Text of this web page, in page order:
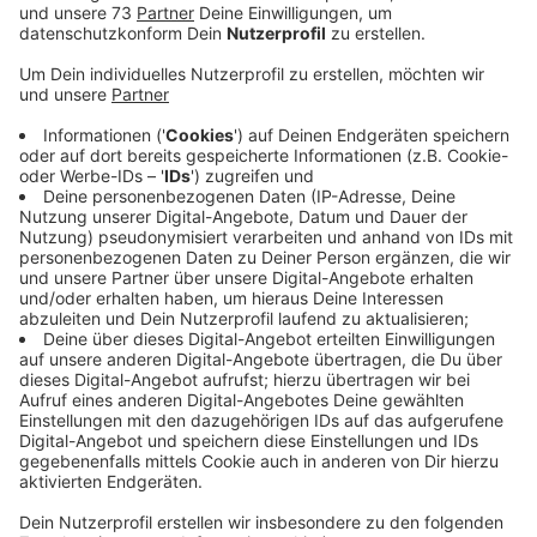
Auch in dieser Woche wird die Aktion
fortgesetzt
Anzeige
Eine genaue Zahl liegt noch nicht vor, weil im
Impfzentrum keine Auswertung nach Altersgruppen
möglich ist. Das Impfteam schätzt aber, dass rund
zwei Drittel der knapp 1.700 Biontech-Impfdosen an
die Jugendlichen verimpft wurden. In dieser Woche
wird die Impfaktion im Impfzentrum fortgesetzt.
Jeweils von 14 bis 19 Uhr haben Jugendliche die
Chance, sich ohne Termin impfen zu lassen. Für die